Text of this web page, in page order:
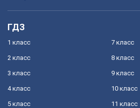
ГДЗ
1 класс
2 класс
3 класс
4 класс
5 класс
7 класс
8 класс
9 класс
10 класс
11 класс